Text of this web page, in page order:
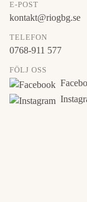
E-POST
kontakt@riogbg.se
TELEFON
0768-911 577
FÖLJ OSS